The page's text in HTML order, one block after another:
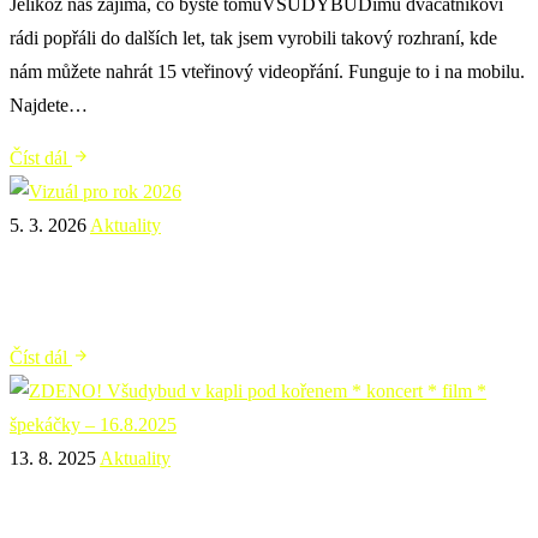
Jelikož nás zajímá, co byste tomuVŠUDYBUDímu dvacátníkovi
rádi popřáli do dalších let, tak jsem vyrobili takový rozhraní, kde
nám můžete nahrát 15 vteřinový videopřání. Funguje to i na mobilu.
Najdete…
Číst dál
5. 3. 2026 Aktuality
Číst dál
13. 8. 2025 Aktuality